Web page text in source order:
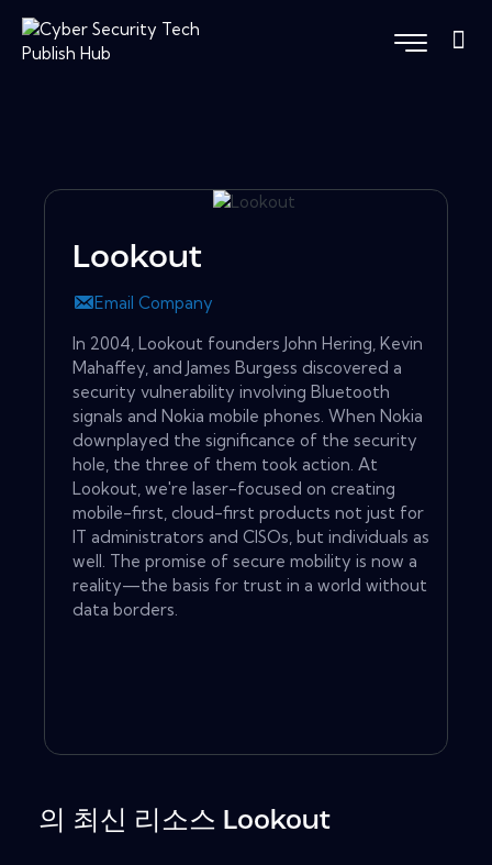
Lookout
Email Company
In 2004, Lookout founders John Hering, Kevin
Mahaffey, and James Burgess discovered a
security vulnerability involving Bluetooth
signals and Nokia mobile phones. When Nokia
downplayed the significance of the security
hole, the three of them took action. At
Lookout, we're laser-focused on creating
mobile-first, cloud-first products not just for
IT administrators and CISOs, but individuals as
well. The promise of secure mobility is now a
reality—the basis for trust in a world without
data borders.
의 최신 리소스 Lookout